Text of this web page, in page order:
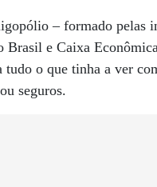
– formado pelas
Brasil e Caixa
tudo o que tinha a ver
seguros.